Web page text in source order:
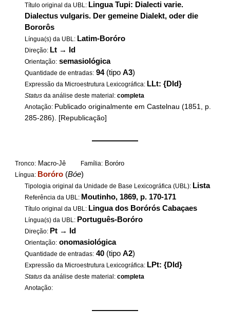
Título original da UBL: Lingua Tupi: Dialecti varie.
Dialectus vulgaris. Der gemeine Dialekt, oder die
Bororôs
Língua(s) da UBL: Latim-Boróro
Direção: Lt → Id
Orientação: semasiológica
Quantidade de entradas: 94(tipoA3)
Expressão da Microestrutura Lexicográfica: LLt: {DId}
Status da análise deste material:completa
Anotação: Publicado originalmente em Castelnau (1851, p.
285-286). [Republicação]
——————
Tronco: Macro-Jê Família: Boróro
Língua: Boróro (Bóe)
Tipologia original da Unidade de Base Lexicográfica (UBL): Lista
Referência da UBL: Moutinho, 1869, p. 170-171
Título original da UBL: Lingua dos Borórós Cabaçaes
Língua(s) da UBL: Português-Boróro
Direção: Pt → Id
Orientação: onomasiológica
Quantidade de entradas: 40 (tipoA2)
Expressão da Microestrutura Lexicográfica: LPt: {DId}
Status da análise deste material:completa
Anotação:
——————